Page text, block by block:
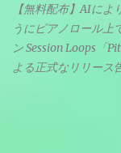
【無料配布】AIに
うにピアノロール上
ン Session Loops「
よる正式なリリース